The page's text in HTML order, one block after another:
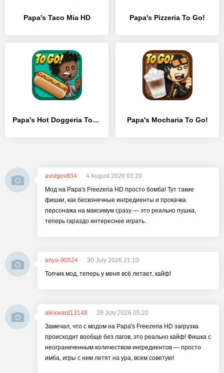
Papa's Taco Mia HD Papa's Pizzeria To Go!
Papa's Hot Doggeria To Go! Papa's Mocharia To Go!
avolgov834
4 August 2026 03:20
Мод на Papa's Freezeria HD просто бомба! Тут такие
фишки, как бесконечные ингредиенты и прокачка
персонажа на максимум сразу — это реально пушка,
теперь гараздо интереснее играть.
anya-90524
30 July 2026 21:10
Топчик мод, теперь у меня всё летает, кайф!
alexward13148
28 July 2026 05:20
Замечал, что с модом на Papa's Freezeria HD загрузка
происходит вообще без лагов, это реально кайф! Фишка с
неограниченным количеством ингредиентов — просто
имба, игры с ним летят на ура, всем советую!